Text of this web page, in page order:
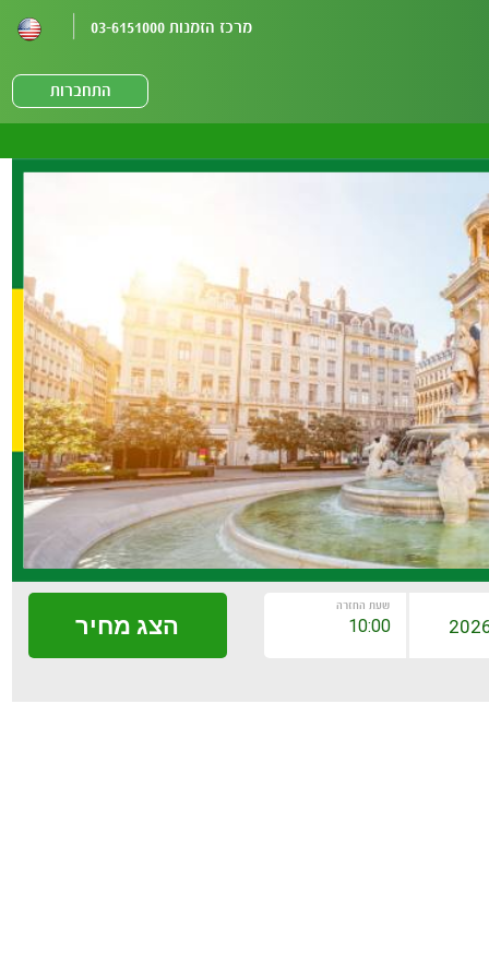
מרכז הזמנות 03-6151000
התחברות
שעת החזרה
הצג מחיר